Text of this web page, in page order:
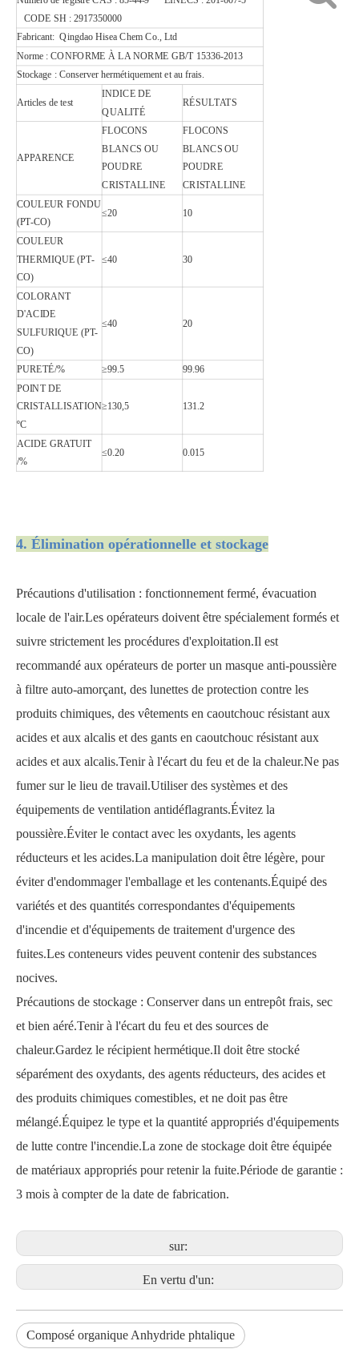
CODE SH : 2917350000
Fabricant: Qingdao Hisea Chem Co., Ltd
Norme : CONFORME À LA NORME GB/T 15336-2013
Stockage : Conserver hermétiquement et au frais.
Articles de test
INDICE DE
QUALITÉ
RÉSULTATS
APPARENCE
FLOCONS
BLANCS OU
POUDRE
CRISTALLINE
FLOCONS
BLANCS OU
POUDRE
CRISTALLINE
COULEUR FONDU
(PT-CO)
≤20 10
COULEUR
THERMIQUE (PT-
CO)
≤40 30
COLORANT
D'ACIDE
SULFURIQUE (PT-
CO)
≤40 20
PURETÉ/% ≥99.5
99.96
POINT DE
CRISTALLISATION
ºC
≥130,5 131.2
ACIDE GRATUIT
/%
≤0.20 0.015
4. Élimination opérationnelle et stockage
Précautions d'utilisation : fonctionnement fermé, évacuation
locale de l'air.Les opérateurs doivent être spécialement formés et
suivre strictement les procédures d'exploitation.Il est
recommandé aux opérateurs de porter un masque anti-poussière
à filtre auto-amorçant, des lunettes de protection contre les
produits chimiques, des vêtements en caoutchouc résistant aux
acides et aux alcalis et des gants en caoutchouc résistant aux
acides et aux alcalis.Tenir à l'écart du feu et de la chaleur.Ne pas
fumer sur le lieu de travail.Utiliser des systèmes et des
équipements de ventilation antidéflagrants.Évitez la
poussière.Éviter le contact avec les oxydants, les agents
réducteurs et les acides.La manipulation doit être légère, pour
éviter d'endommager l'emballage et les contenants.Équipé des
variétés et des quantités correspondantes d'équipements
d'incendie et d'équipements de traitement d'urgence des
fuites.Les conteneurs vides peuvent contenir des substances
nocives.
Précautions de stockage : Conserver dans un entrepôt frais, sec
et bien aéré.Tenir à l'écart du feu et des sources de
chaleur.Gardez le récipient hermétique.Il doit être stocké
séparément des oxydants, des agents réducteurs, des acides et
des produits chimiques comestibles, et ne doit pas être
mélangé.Équipez le type et la quantité appropriés d'équipements
de lutte contre l'incendie.La zone de stockage doit être équipée
de matériaux appropriés pour retenir la fuite.Période de garantie :
3 mois à compter de la date de fabrication.
sur:
En vertu d'un:
Composé organique Anhydride phtalique